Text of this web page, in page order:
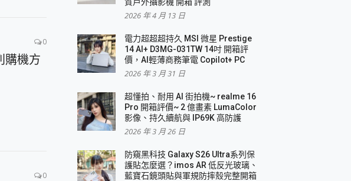
消除人聲推薦
學 不出門也可以到處走
300W 微型充電站 開箱 評測
18.0.0 業界最好的資料救援軟體
14 開箱 評測
0
購機方
0
2026 年 4 月 13 日
電力超超超持久 MSI 微星 Prestige
14 AI+ D3MG-031TW 14吋 開箱評
價，AI輕薄商務筆電 Copilot+ PC
2026 年 3 月 31 日
超懂拍、耐用 AI 街拍機~ realme 16
Pro 開箱評價~ 2 億畫素 LumaColor
影像、持久續航與 IP69K 高防護
2026 年 3 月 26 日
防窺黑科技 Galaxy S26 Ultra系列保
護貼怎麼選？imos AR 低反光玻璃、
藍寶石鏡頭貼與軍規防摔殼完整開箱